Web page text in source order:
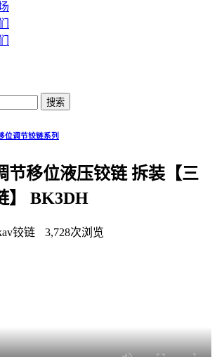
位调节铰链系列
节移位液压铰链 拆装【三
】 BK3DH
铰链 3,728次浏览